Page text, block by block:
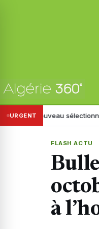
URGENTsélectionneur de
FLASH ACTU
à